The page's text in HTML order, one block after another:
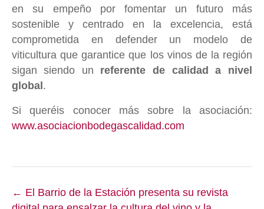
en su empeño por fomentar un futuro más
sostenible y centrado en la excelencia, está
comprometida en defender un modelo de
viticultura que garantice que los vinos de la región
sigan siendo un referente de calidad a nivel
global .
Si queréis conocer más sobre la asociación:
www.asociacionbodegascalidad.com
Posts
← El Barrio de la Estación presenta su revista